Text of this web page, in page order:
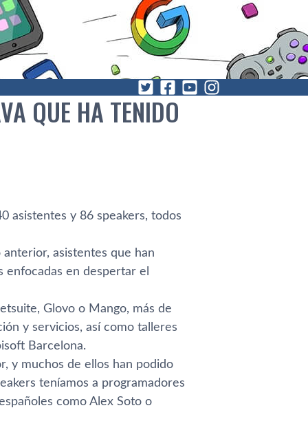
QUE HA TENIDO
asistentes y 86 speakers, todos
asistentes que han
enfocadas en despertar el
Glovo o Mango, más de
y servicios, así como talleres
Barcelona.
y muchos de ellos han podido
teníamos a programadores
como Alex Soto o